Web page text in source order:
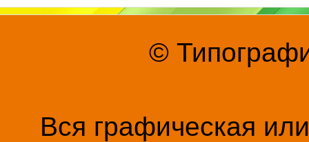
©
Вся графическая